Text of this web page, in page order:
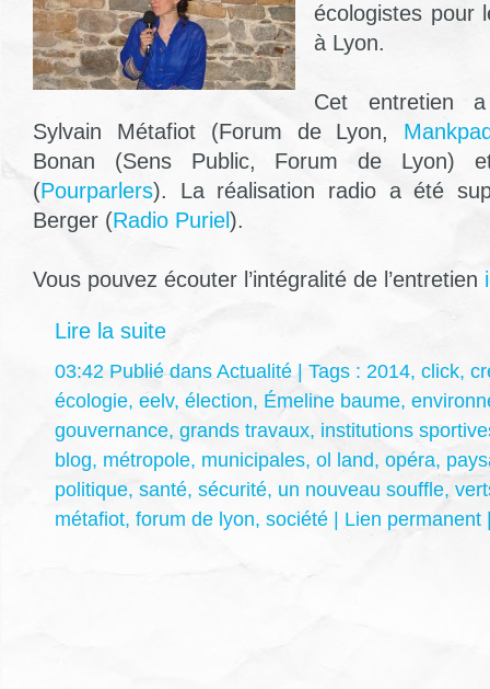
écologistes pour
à Lyon.
Cet entretien
Sylvain Métafiot (Forum de Lyon,
Bonan (Sens Public, Forum de Lyon)
(Pourparlers). La réalisation radio a été
Berger (Radio Puriel).
Vous pouvez écouter l’intégralité de l’entretien
Lire la suite
03:42 Publié dans Actualité | Tags : 2014, click,
écologie, eelv, élection, Émeline baume,
gouvernance, grands travaux, institutions
blog, métropole, municipales, ol land, opéra,
politique, santé, sécurité, un nouveau souffle,
métafiot, forum de lyon, société Lien permanent